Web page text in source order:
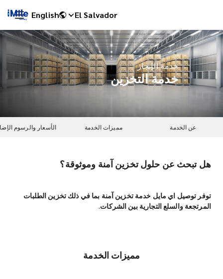
El Salvador
English
خدمة الإنجاز
خدمة التخزين
عن الخدمة مميزات الخدمة الأسعار والرسوم
هل تبحث عن حلول تخزين آمنة وموثوقة؟
توفر توصيل اي مايل خدمة تخزين آمنة بما في ذلك تخزين الطلبات
المرتجعة والسلع التجارية بين الشركات.
مميزات الخدمة
iMile Chat